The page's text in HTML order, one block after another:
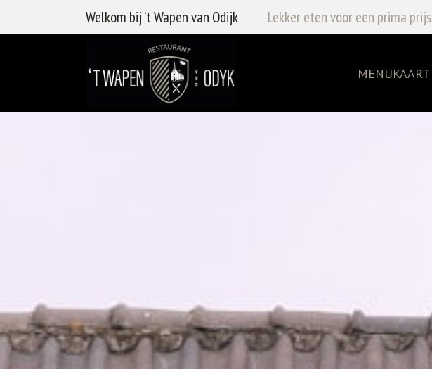
Welkom bij ’t Wapen van Odijk Lekker eten voor een prima prijs
MENUKAART